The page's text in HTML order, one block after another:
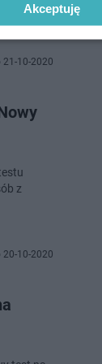
21-10-2020
z
20-10-2020
Akceptuję